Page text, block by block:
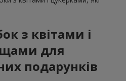
з квітами і
для
подарунків